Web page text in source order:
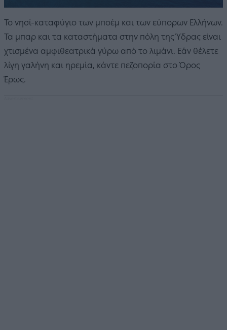
Το νησί-καταφύγιο των μποέμ και των εύπορων Ελλήνων.
Τα μπαρ και τα καταστήματα στην πόλη της Ύδρας είναι
χτισμένα αμφιθεατρικά γύρω από το λιμάνι. Εάν θέλετε
λίγη γαλήνη και ηρεμία, κάντε πεζοπορία στο Όρος
Έρως.